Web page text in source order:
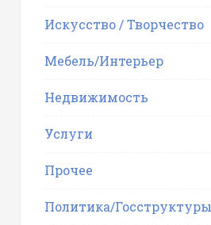
Искусство / Творчество
Мебель/Интерьер
Недвижимость
Услуги
Прочее
Политика/Госструктуры